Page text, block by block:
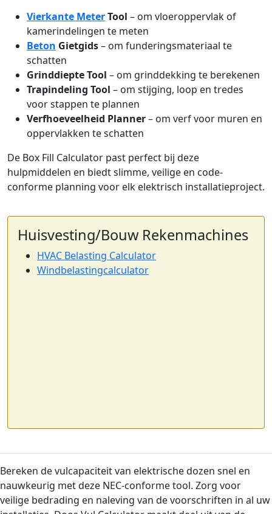
Vierkante MeterTool – om vloeroppervlak of
kamerindelingen te meten
Beton Gietgids– om funderingsmateriaal te
schatten
Grinddiepte Tool – om grinddekking te berekenen
Trapindeling Tool – om stijging, loop en tredes
voor stappen te plannen
Verfhoeveelheid Planner– om verf voor muren en
oppervlakken te schatten
De Box Fill Calculator past perfect bij deze
hulpmiddelen en biedt slimme, veilige en code-
conforme planning voor elk elektrisch installatieproject.
Huisvesting/Bouw Rekenmachines
HVAC Belasting Calculator
Windbelastingcalculator
Bereken de vulcapaciteit van elektrische dozen snel en
nauwkeurig met deze NEC-conforme tool. Zorg voor
veilige bedrading en naleving van de voorschriften in al uw